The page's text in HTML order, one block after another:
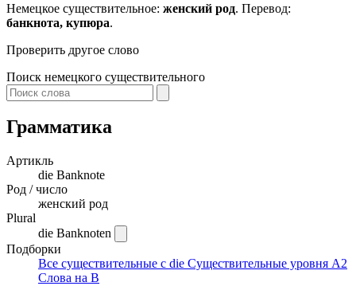
Немецкое существительное: женский род. Перевод:
банкнота, купюра.
Проверить другое слово
Поиск немецкого существительного
Грамматика
Артикль
die Banknote
Род / число
женский род
Plural
die Banknoten
Подборки
Все существительные с die Существительные уровня A2
Слова на B